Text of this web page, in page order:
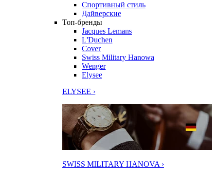
Спортивный стиль
Дайверские
Топ-бренды
Jacques Lemans
L'Duchen
Cover
Swiss Military Hanowa
Wenger
Elysee
ELYSEE ›
SWISS MILITARY HANOVA ›